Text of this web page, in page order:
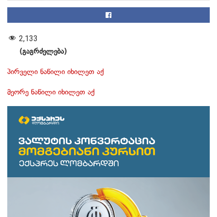
2,133
(გაგრძელება)
პირველი ნაწილი იხილეთ აქ
მეორე ნაწილი იხილეთ აქ